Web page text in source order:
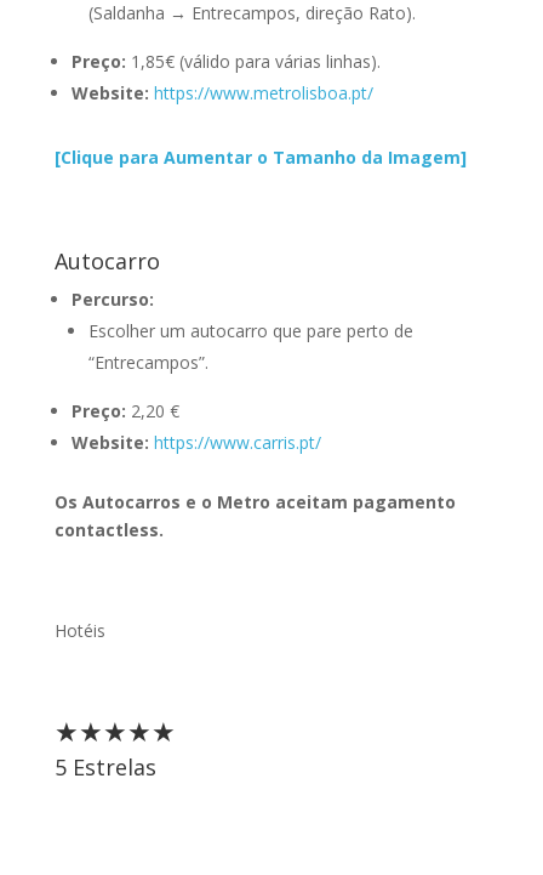
(Saldanha → Entrecampos, direção Rato).
Preço: 1,85€ (válido para várias linhas).
Website: https://www.metrolisboa.pt/
[Clique para Aumentar o Tamanho da Imagem]
Autocarro
Percurso:
Escolher um autocarro que pare perto de
“Entrecampos”.
Preço: 2,20 €
Website: https://www.carris.pt/
Os Autocarros e o Metro aceitam pagamento
contactless.
Hotéis
★★★★★
5 Estrelas